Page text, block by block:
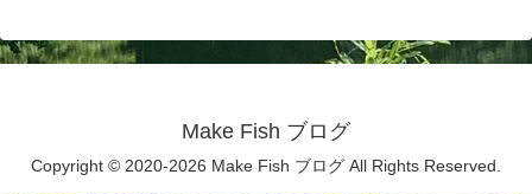
Make Fish ブログ
Copyright © 2020-2026 Make Fish ブログ All Rights Reserved.